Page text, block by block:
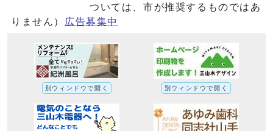
ついては、市が推奨するものではあ
りません）
広告募集中
別ウィンドウで開く 別ウィンドウで開く